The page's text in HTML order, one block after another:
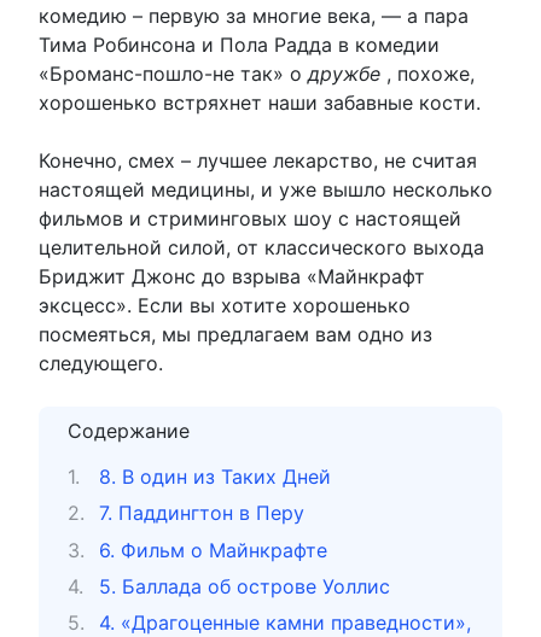
комедию – первую за многие века, — а пара
Тима Робинсона и Пола Радда в комедии
«Броманс-пошло-не так» о дружбе , похоже,
хорошенько встряхнет наши забавные кости.
Конечно, смех – лучшее лекарство, не считая
настоящей медицины, и уже вышло несколько
фильмов и стриминговых шоу с настоящей
целительной силой, от классического выхода
Бриджит Джонс до взрыва «Майнкрафт
эксцесс». Если вы хотите хорошенько
посмеяться, мы предлагаем вам одно из
следующего.
Содержание
8. В один из Таких Дней
7. Паддингтон в Перу
6. Фильм о Майнкрафте
5. Баллада об острове Уоллис
4. «Драгоценные камни праведности»,